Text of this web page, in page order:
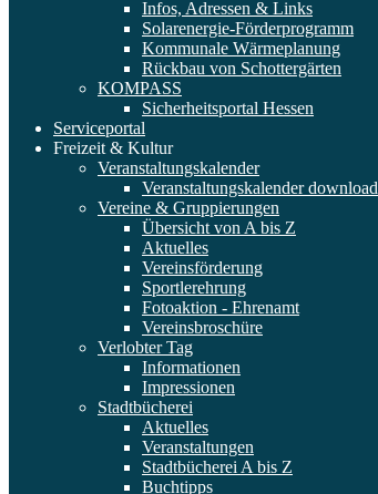
Infos, Adressen & Links
Solarenergie-Förderprogramm
Kommunale Wärmeplanung
Rückbau von Schottergärten
KOMPASS
Sicherheitsportal Hessen
Serviceportal
Freizeit & Kultur
Veranstaltungskalender
Veranstaltungskalender download
Vereine & Gruppierungen
Übersicht von A bis Z
Aktuelles
Vereinsförderung
Sportlerehrung
Fotoaktion - Ehrenamt
Vereinsbroschüre
Verlobter Tag
Informationen
Impressionen
Stadtbücherei
Aktuelles
Veranstaltungen
Stadtbücherei A bis Z
Buchtipps